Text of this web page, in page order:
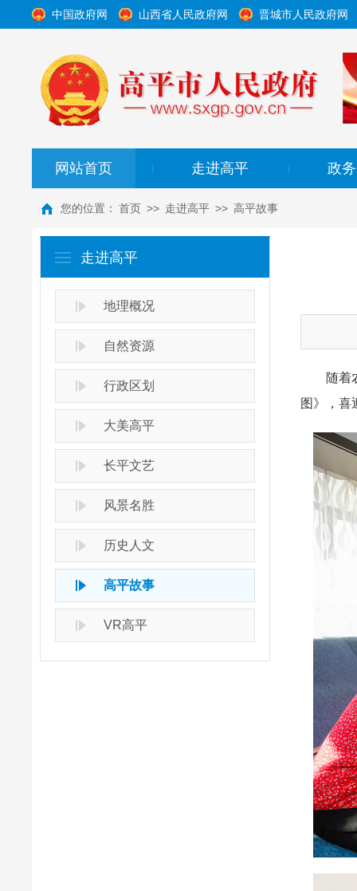
中国政府网 山西省人民政府网 晋城市人民政府网
网站首页 走进高平 政
您的位置： 首页 >> 走进高平 >> 高平故事
走进高平
地理概况
自然资源
行政区划
大美高平
长平文艺
风景名胜
历史人文
高平故事
VR高平
随着农
图》，喜